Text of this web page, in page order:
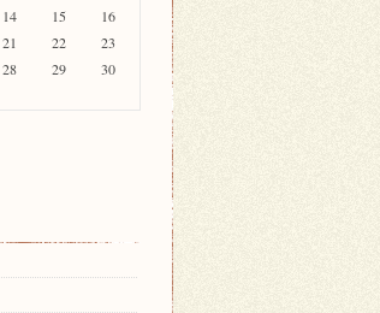
14 15
16
21 22
23
28 29
30